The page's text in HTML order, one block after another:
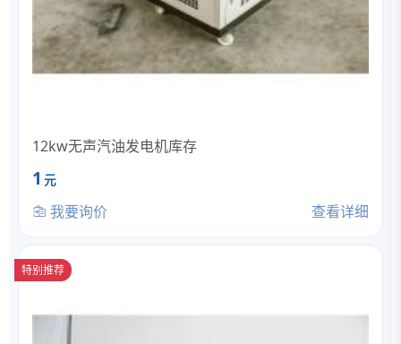
12kw无声汽油发电机库存
1 元
我要询价 查看详细
特别推荐